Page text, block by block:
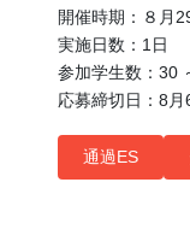
開催時期：８月
実施日数：1日
参加学生数：30
応募締切日：8月
通過ES